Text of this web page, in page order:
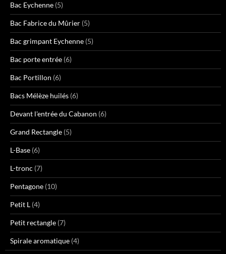
Bac Eychenne (5)
Bac Fabrice du Mûrier (5)
Bac grimpant Eychenne (5)
Bac porte entrée (6)
Bac Portillon (6)
Bacs Mélèze huilés (6)
Devant l'entrée du Cabanon (6)
Grand Rectangle (5)
L-Base (6)
L-tronc (7)
Pentagone (10)
Petit L (4)
Petit rectangle (7)
Spirale aromatique (4)